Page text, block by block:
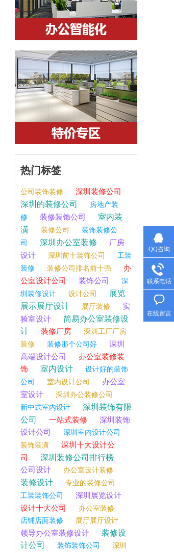
热门标签
公司装饰装修 深圳装修公司
深圳的装修公司
房地产装
修
装修装饰公司
室内装
潢
装修公司
装饰装修公
司
深圳办公室装修
厂房
设计
深圳前十装饰公司
工装
装修
装修公司排名前十强
办
公室设计公司
装饰公司
深
圳装修设计
设计公司
展览
展示展厅设计
展厅装修
实
验室设计
简易办公室装修设
计
装修厂房
深圳工厂厂房
装修
装修那个公司好
深圳
高端设计公司
办公室装修装
饰
室内设计
设计好的装饰
公司
室内设计公司
办公室
室设计
深圳办公装修公司
新中式室内设计
深圳装饰有限
公司
一站式装修
深圳装饰
设计公司
深圳室内设计公司
装饰装潢
深圳十大设计公
司
深圳装修公司排行榜
公司设计 办公室设计装修
装修设计
专业的装修公司
工装装饰公司
深圳展览设计
设计十大公司
办公室装修
店铺店面装修
展厅展厅设计
领导办公室装修设计
装修设
计公司
装饰装饰公司
深圳
QQ咨询
联系电话
在线留言